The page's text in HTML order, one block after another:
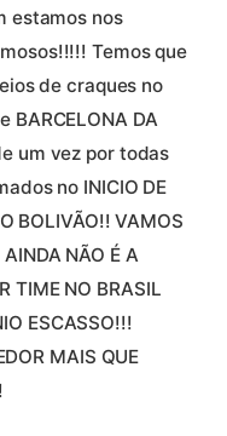
estamos nos
Temos que
de craques no
BARCELONA DA
um vez por todas
no INICIO DE
BOLIVÃO!! VAMOS
NÃO É A
TIME NO BRASIL
ESCASSO!!!
MAIS QUE